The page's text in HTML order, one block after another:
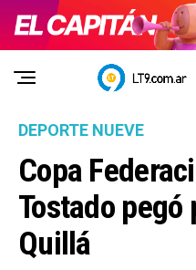
DEPORTE NUEVE
Copa
Tostado pegó
Quillá